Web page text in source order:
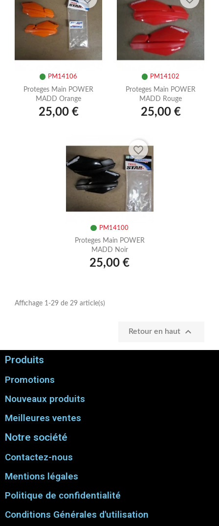
PM14106
Proteges Main POWER
MADD Orange
25,00 €
PM14102
Proteges Main POWER
MADD Rouge
25,00 €
PM14100
Proteges Main POWER
MADD Noir
25,00 €
favorite_border
Affichage 1-29 de 29 article(s)
Retour en haut 
Produits
Promotions
Nouveaux produits
Meilleures ventes
Notre société
Contactez-nous
Mentions légales
Politique de confidentialité
Conditions Générales d'utilisation